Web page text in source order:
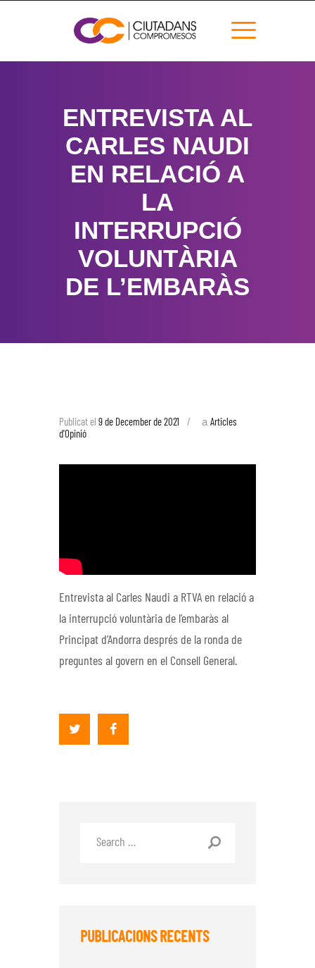
ENTREVISTA AL
CARLES NAUDI
EN RELACIÓ A
LA
INTERRUPCIÓ
VOLUNTÀRIA
DE L’EMBARÀS
Publicat el 9 de December de 2021 a Articles
d'Opinió
Entrevista al Carles Naudi a RTVA en relació a
la interrupció voluntària de l’embaràs al
Principat d’Andorra després de la ronda de
preguntes al govern en el Consell General.
PUBLICACIONS RECENTS